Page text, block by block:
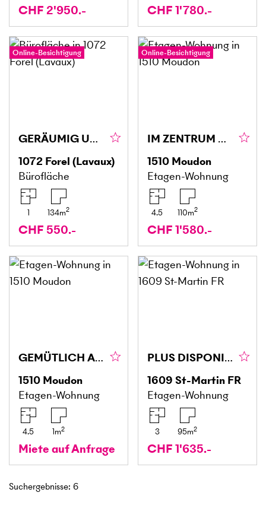
CHF 2'950.- CHF 1'780.-
Online-Besichtigung
GERÄUMIG UND IDEAL GELEGEN
1072 Forel (Lavaux)
Bürofläche
1 134m2
CHF 550.-
Online-Besichtigung
IM ZENTRUM DES DORFES
1510 Moudon
Etagen-Wohnung
4.5 110m2
CHF 1'580.-
GEMÜTLICH AM FLUSSUFER
1510 Moudon
Etagen-Wohnung
4.5 1m2
Miete auf Anfrage
PLUS DISPONIBLE!
1609 St-Martin FR
Etagen-Wohnung
3 95m2
CHF 1'635.-
Suchergebnisse: 6